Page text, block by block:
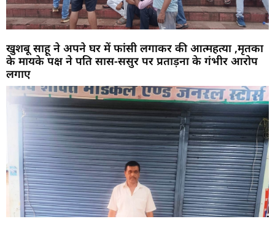
खुशबू साहू ने अपने घर में फांसी लगाकर की आत्महत्या ,मृतका
के मायके पक्ष ने पति सास-ससुर पर प्रताड़ना के गंभीर आरोप
लगाए